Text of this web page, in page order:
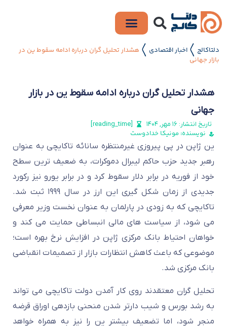
دلتاکالج اخبار اقتصادی
هشدار تحلیل گران درباره ادامه سقوط ین در
بازار جهانی
هشدار تحلیل گران درباره ادامه سقوط ین در بازار
جهانی
تاریخ انتشار: ۱۶ مهر, ۱۴۰۴
نویسنده: مونیکا خدادوست
ین ژاپن در پی پیروزی غیرمنتظره سانائه تاکایچی به عنوان
رهبر جدید حزب حاکم لیبرال دموکرات، به ضعیف ترین سطح
خود از فوریه در برابر دلار سقوط کرد و در برابر یورو نیز رکورد
جدیدی از زمان شکل گیری این ارز در سال ۱۹۹۹ ثبت شد.
تاکایچی که به زودی در پارلمان به عنوان نخست وزیر معرفی
می شود، از سیاست های مالی انبساطی حمایت می کند و
خواهان احتیاط بانک مرکزی ژاپن در افزایش نرخ بهره است؛
موضوعی که باعث کاهش انتظارات بازار از تصمیمات انقباضی
بانک مرکزی شد.
تحلیل گران معتقدند روی کار آمدن دولت تاکایچی می تواند
به رشد بورس و شیب دارتر شدن منحنی بازدهی اوراق قرضه
منجر شود، اما تضعیف بیشتر ین را نیز به همراه خواهد